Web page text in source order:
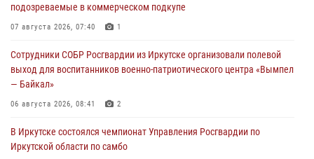
подозреваемые в коммерческом подкупе
07 августа 2026, 07:40 1
Сотрудники СОБР Росгвардии из Иркутске организовали полевой
выход для воспитанников военно-патриотического центра «Вымпел
— Байкал»
06 августа 2026, 08:41 2
В Иркутске состоялся чемпионат Управления Росгвардии по
Иркутской области по самбо